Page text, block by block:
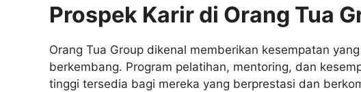
Prospek Karir di Orang Tua
Orang Tua Group dikenal memberikan kesempatan
berkembang. Program pelatihan, mentoring, dan
tinggi tersedia bagi mereka yang berprestasi dan